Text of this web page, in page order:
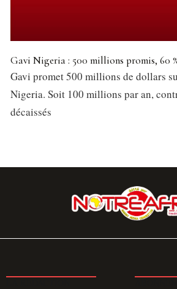
Gavi Nigeria : 500 millions promis, 60
Gavi promet 500 millions de dollars
Nigeria. Soit 100 millions par an,
décaissés